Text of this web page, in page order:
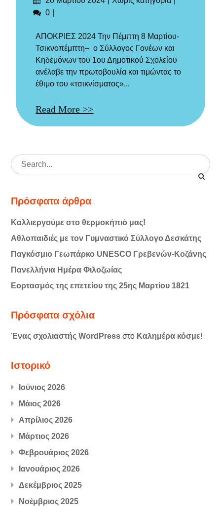
στιςΣχόλια
0
ΑΠΟΚΡΙΕΣ 2024 Την Πέμπτη 8 Μαρτίου-
Τσικνοπέμπτη– ο Σύλλογος Γονέων και
Κηδεμόνων του 1ου Δημοτικού Σχολείου
ανέλαβε την πρωτοβουλία και τιμώντας το
έθιμο του «τσικνίσματος»...
Read More >>
Search
for:
Πρόσφατα άρθρα
Καλλιεργούμε στο θερμοκήπιό μας!
Αθλοπαιδιές με τον Γυμναστικό Σύλλογο Δεσκάτης
Παγκόσμιο Γεωπάρκο UNESCO Γρεβενών-Κοζάνης
Πανελλήνια Ημέρα Φιλοζωίας
Εορτασμός της επετείου της 25ης Μαρτίου 1821
Πρόσφατα σχόλια
Ένας σχολιαστής WordPress στο Καλημέρα κόσμε!
Ιστορικό
Ιούνιος 2026
Μάιος 2026
Απρίλιος 2026
Μάρτιος 2026
Φεβρουάριος 2026
Ιανουάριος 2026
Δεκέμβριος 2025
Νοέμβριος 2025